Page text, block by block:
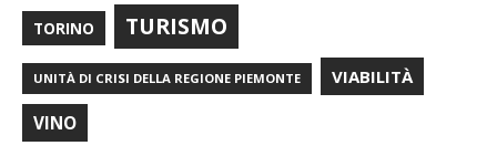
TORINO TURISMO
UNITÀ DI CRISI DELLA REGIONE PIEMONTE VIABILITÀ
VINO